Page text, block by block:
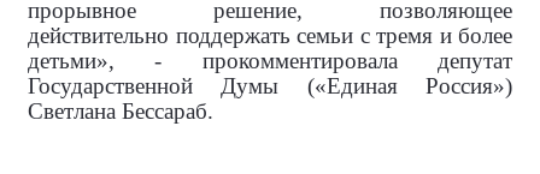
прорывное решение, позволяющее
действительно поддержать семьи с тремя и более
детьми», - прокомментировала депутат
Государственной Думы («Единая Россия»)
Светлана Бессараб.